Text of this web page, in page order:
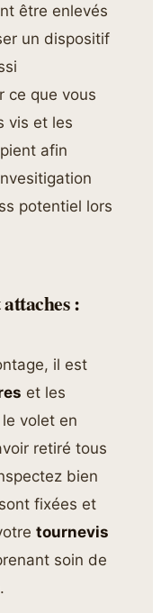
être enlevés
un dispositif
ce que vous
vis et les
afin
potentiel lors
:
il est
et les
volet en
retiré tous
bien
fixées et
tournevis
soin de